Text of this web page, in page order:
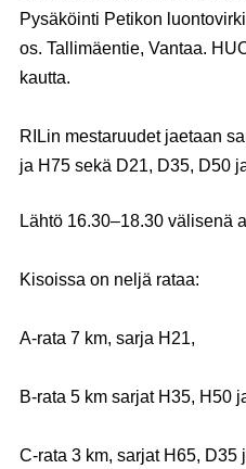
Pysäköinti Petikon
os. Tallimäentie, Vantaa.
kautta.
RILin mestaruudet jaetaan
ja H75 sekä D21, D35, D50
Lähtö 16.30–18.30 välisenä
Kisoissa on neljä rataa:
A-rata 7 km, sarja H21,
B-rata 5 km sarjat H35, H50
C-rata 3 km, sarjat H65, D35